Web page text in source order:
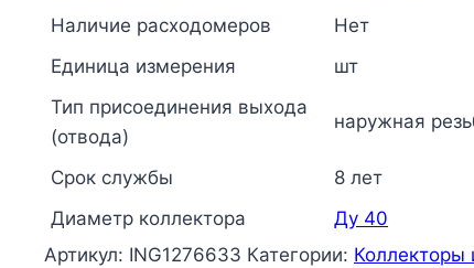
Наличие расходомеров
Нет
Единица измерения
шт
Тип присоединения выхода
(отвода)
наружная
Срок службы
8 лет
Диаметр коллектора
Ду 40
Артикул: ING1276633 Категории: Коллекторы